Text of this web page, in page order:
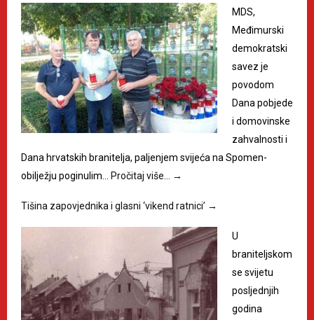
MDS,
Međimurski
demokratski
savez je
povodom
Dana pobjede
i domovinske
zahvalnosti i
Dana hrvatskih branitelja, paljenjem svijeća na Spomen-
obilježju poginulim…
Pročitaj više… →
Tišina zapovjednika i glasni ‘vikend ratnici’ →
U
braniteljskom
se svijetu
posljednjih
godina